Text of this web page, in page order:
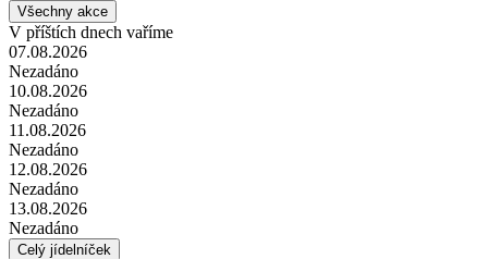
Všechny akce
V příštích dnech vaříme
07.08.2026
Nezadáno
10.08.2026
Nezadáno
11.08.2026
Nezadáno
12.08.2026
Nezadáno
13.08.2026
Nezadáno
Celý jídelníček